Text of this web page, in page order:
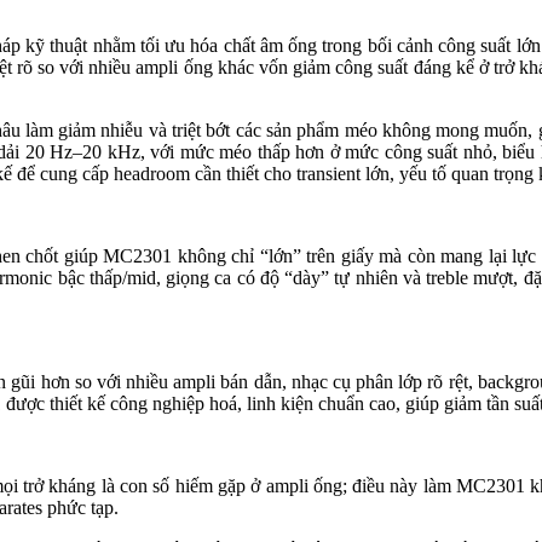
kỹ thuật nhằm tối ưu hóa chất âm ống trong bối cảnh công suất
so với nhiều ampli ống khác vốn giảm công suất đáng kể ở trở
làm giảm nhiễu và triệt bớt các sản phẩm méo không mong
20 Hz–20 kHz, với mức méo thấp hơn ở mức công suất nhỏ,
cung cấp headroom cần thiết cho transient lớn, yếu tố quan
chốt giúp MC2301 không chỉ “lớn” trên giấy mà còn mang lại
bậc thấp/mid, giọng ca có độ “dày” tự nhiên và treble mượt,
hơn so với nhiều ampli bán dẫn, nhạc cụ phân lớp rõ rệt,
thiết kế công nghiệp hoá, linh kiện chuẩn cao, giúp giảm tần
trở kháng là con số hiếm gặp ở ampli ống; điều này làm MC2301
phức tạp.